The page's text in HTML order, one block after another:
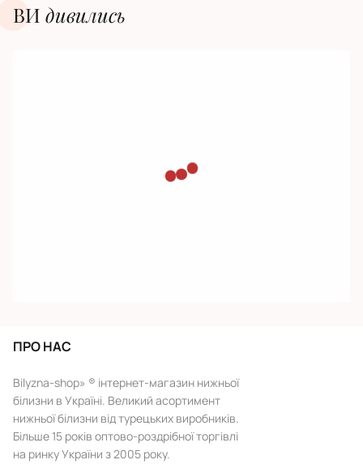
ВИ дивилиcь
ПРО НАС
Bilyzna-shop» ® інтернет-магазин нижньої
білизни в Україні. Великий асортимент
нижньої білизни від турецьких виробників.
Більше 15 років оптово-роздрібної торгівлі
на ринку України з 2005 року.